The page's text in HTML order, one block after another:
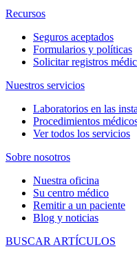
Recursos
Seguros aceptados
Formularios y políticas
Solicitar registros
Nuestros servicios
Laboratorios en las
Procedimientos
Ver todos los servicios
Sobre nosotros
Nuestra oficina
Su centro médico
Remitir a un paciente
Blog y noticias
BUSCAR ARTÍCULOS